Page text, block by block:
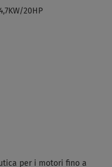
20HP
per i motori fino a